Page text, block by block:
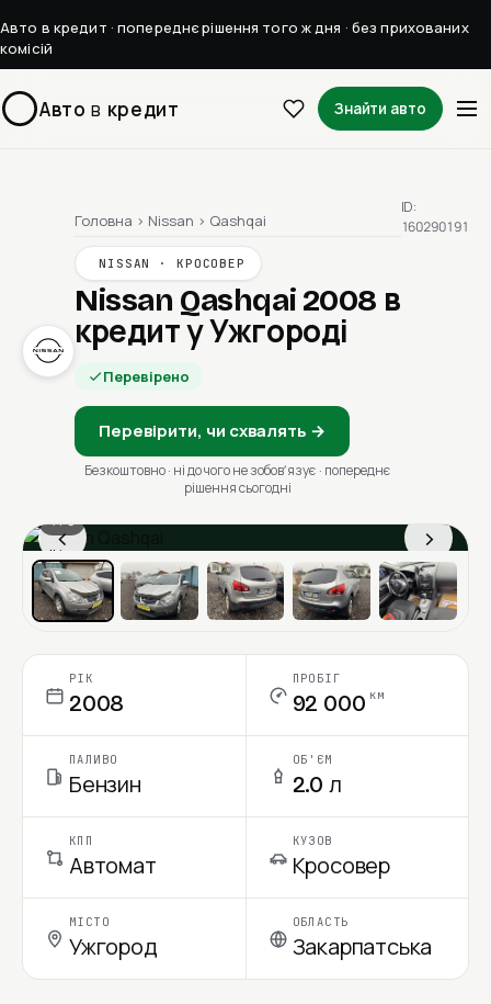
Авто в кредит · попереднє рішення того ж дня · без прихованих
комісій
Авто в кредит Знайти авто
Головна › Nissan › Qashqai
NISSAN · КРОСОВЕР
Nissan Qashqai 2008 в
кредит у Ужгороді
Перевірено
Перевірити, чи схвалять →
Безкоштовно · ні до чого не зобовʼязує · попереднє
рішення сьогодні
ID:
160290191
‹ ›
1 / 6
Ціна в місяць
РІК
2008
ПРОБІГ
92 000 км
ПАЛИВО
Бензин
ОБ'ЄМ
2.0 л
КПП
Автомат
КУЗОВ
Кросовер
МІСТО
Ужгород
ОБЛАСТЬ
Закарпатська